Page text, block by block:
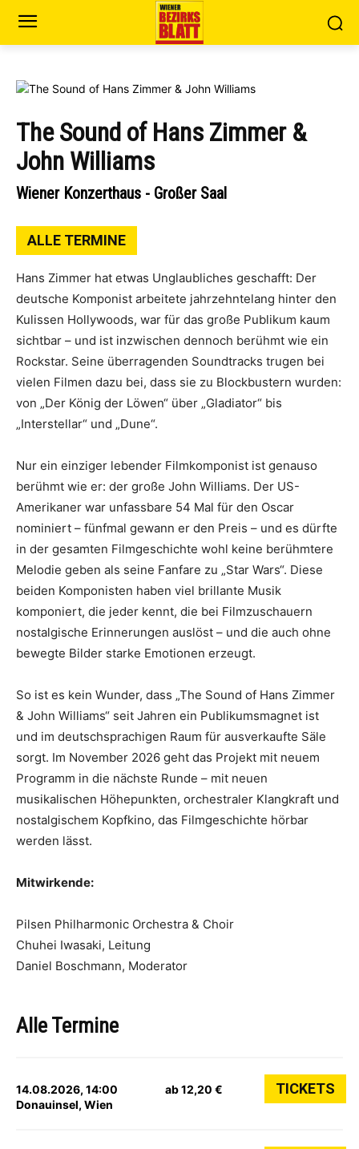
The Sound of Hans Zimmer &
John Williams
Wiener Konzerthaus - Großer Saal
ALLE TERMINE
Hans Zimmer hat etwas Unglaubliches geschafft: Der
deutsche Komponist arbeitete jahrzehntelang hinter den
Kulissen Hollywoods, war für das große Publikum kaum
sichtbar – und ist inzwischen dennoch berühmt wie ein
Rockstar. Seine überragenden Soundtracks trugen bei
vielen Filmen dazu bei, dass sie zu Blockbustern wurden:
von „Der König der Löwen“ über „Gladiator“ bis
„Interstellar“ und „Dune“.
Nur ein einziger lebender Filmkomponist ist genauso
berühmt wie er: der große John Williams. Der US-
Amerikaner war unfassbare 54 Mal für den Oscar
nominiert – fünfmal gewann er den Preis – und es dürfte
in der gesamten Filmgeschichte wohl keine berühmtere
Melodie geben als seine Fanfare zu „Star Wars“. Diese
beiden Komponisten haben viel brillante Musik
komponiert, die jeder kennt, die bei Filmzuschauern
nostalgische Erinnerungen auslöst – und die auch ohne
bewegte Bilder starke Emotionen erzeugt.
So ist es kein Wunder, dass „The Sound of Hans Zimmer
& John Williams“ seit Jahren ein Publikumsmagnet ist
und im deutschsprachigen Raum für ausverkaufte Säle
sorgt. Im November 2026 geht das Projekt mit neuem
Programm in die nächste Runde – mit neuen
musikalischen Höhepunkten, orchestraler Klangkraft und
nostalgischem Kopfkino, das Filmgeschichte hörbar
werden lässt.
Mitwirkende:
Pilsen Philharmonic Orchestra & Choir
​Chuhei Iwasaki, Leitung
Daniel Boschmann, Moderator
Alle Termine
14.08.2026, 14:00
Donauinsel, Wien
ab 12,20 € TICKETS